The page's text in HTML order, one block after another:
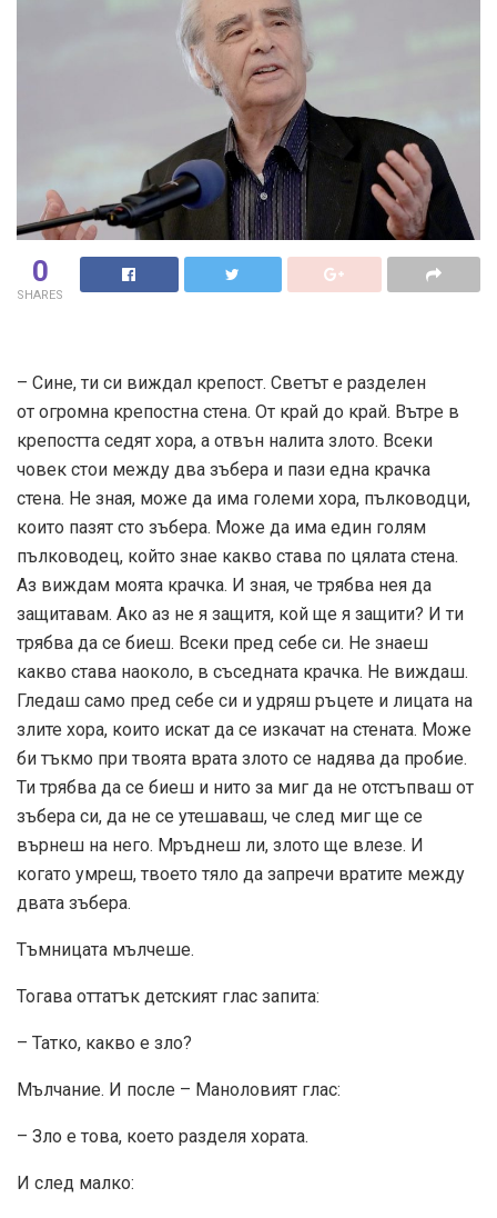
0
SHARES
– Сине, ти си виждал крепост. Светът е разделен
от огромна крепостна стена. От край до край. Вътре в
крепостта седят хора, а отвън налита злото. Всеки
човек стои между два зъбера и пази една крачка
стена. Не зная, може да има големи хора, пълководци,
които пазят сто зъбера. Може да има един голям
пълководец, който знае какво става по цялата стена.
Аз виждам моята крачка. И зная, че трябва нея да
защитавам. Ако аз не я защитя, кой ще я защити? И ти
трябва да се биеш. Всеки пред себе си. Не знаеш
какво става наоколо, в съседната крачка. Не виждаш.
Гледаш само пред себе си и удряш ръцете и лицата на
злите хора, които искат да се изкачат на стената. Може
би тъкмо при твоята врата злото се надява да пробие.
Ти трябва да се биеш и нито за миг да не отстъпваш от
зъбера си, да не се утешаваш, че след миг ще се
върнеш на него. Мръднеш ли, злото ще влезе. И
когато умреш, твоето тяло да запречи вратите между
двата зъбера.
Тъмницата мълчеше.
Тогава оттатък детският глас запита:
– Татко, какво е зло?
Мълчание. И после – Маноловият глас:
– Зло е това, което разделя хората.
И след малко: